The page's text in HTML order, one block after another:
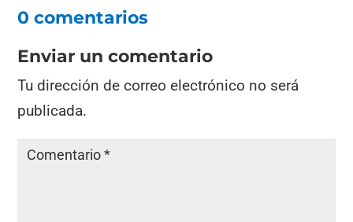
0 comentarios
Enviar un comentario
Tu dirección de correo electrónico no será
publicada.